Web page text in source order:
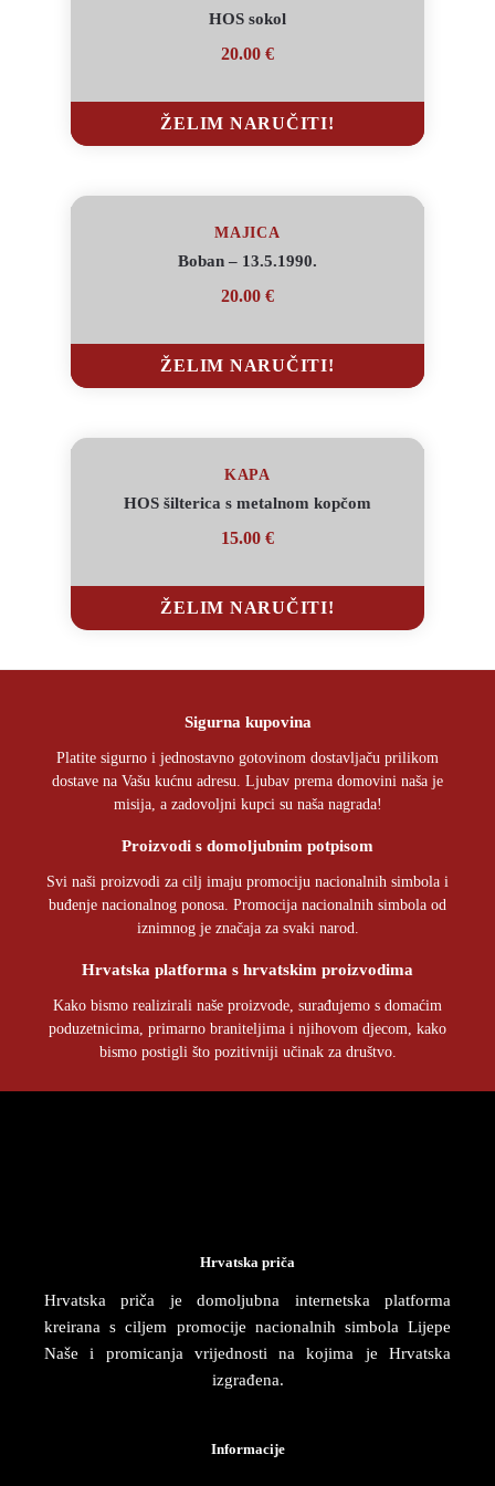
HOS sokol
20.00 €
ŽELIM NARUČITI!
ŽELIM NARUČITI!
MAJICA
Boban – 13.5.1990.
20.00 €
ŽELIM NARUČITI!
ŽELIM NARUČITI!
KAPA
HOS šilterica s metalnom kopčom
15.00 €
ŽELIM NARUČITI!
Sigurna kupovina
Platite sigurno i jednostavno gotovinom dostavljaču prilikom
dostave na Vašu kućnu adresu. Ljubav prema domovini naša je
misija, a zadovoljni kupci su naša nagrada!
Proizvodi s domoljubnim potpisom
Svi naši proizvodi za cilj imaju promociju nacionalnih simbola i
buđenje nacionalnog ponosa. Promocija nacionalnih simbola od
iznimnog je značaja za svaki narod.
Hrvatska platforma s hrvatskim proizvodima
Kako bismo realizirali naše proizvode, surađujemo s domaćim
poduzetnicima, primarno braniteljima i njihovom djecom, kako
bismo postigli što pozitivniji učinak za društvo.
Hrvatska priča
Hrvatska priča je domoljubna internetska platforma
kreirana s ciljem promocije nacionalnih simbola Lijepe
Naše i promicanja vrijednosti na kojima je Hrvatska
izgrađena.
Informacije